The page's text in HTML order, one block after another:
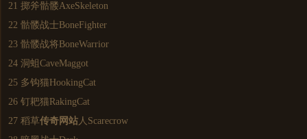
21 掷斧骷髅AxeSkeleton
22 骷髅战士BoneFighter
23 骷髅战将BoneWarrior
24 洞蛆CaveMaggot
25 多钩猫HookingCat
26 钉耙猫RakingCat
27 稻草传奇网站人Scarecrow